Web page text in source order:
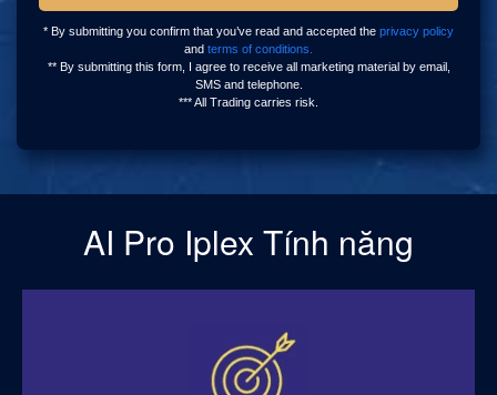
AI Pro Iplex Tính năng